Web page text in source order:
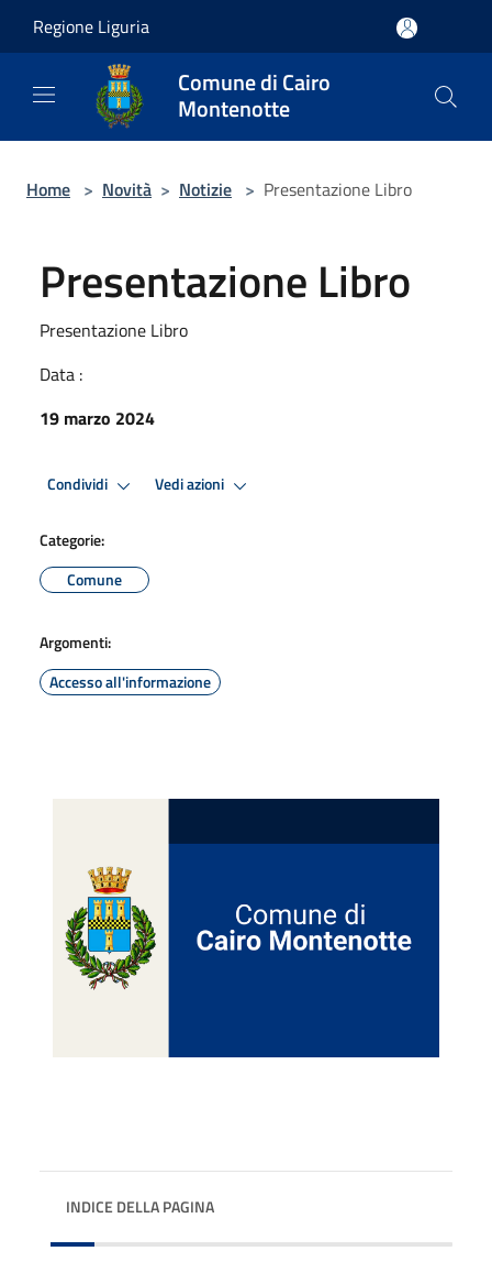
Regione Liguria
Comune di Cairo
Montenotte
Home > Novità > Notizie > Presentazione Libro
Presentazione Libro
Presentazione Libro
Data :
19 marzo 2024
Condividi Vedi azioni
Categorie:
Comune
Argomenti:
Accesso all'informazione
INDICE DELLA PAGINA